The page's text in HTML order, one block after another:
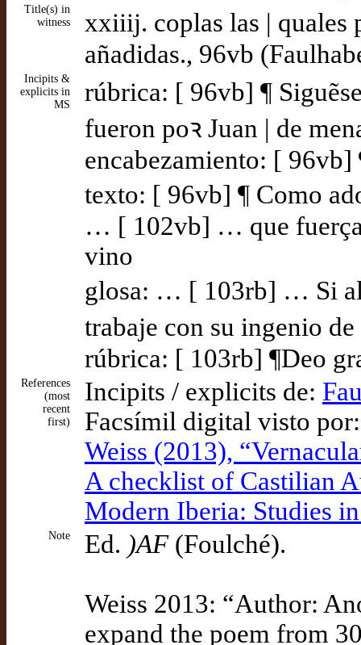
Title(s) in
witness
xxiiij. coplas las | quales
añadidas., 96vb
Incipits &
explicits in
MS
rúbrica: [ 96vb] ¶
fueron poꝛ Juan | de
encabezamiento: [ 96vb]
texto: [ 96vb] ¶ Como
… [ 102vb] … que fuerça
vino
glosa: … [ 103rb] … Si
trabaje con su ingenio
rúbrica: [ 103rb] ¶Deo
References
(most
recent
first)
Incipits / explicits de:
Facsímil digital visto
Weiss (2013),
A checklist of Castilian
Modern Iberia: Studies
Note Ed. )AF(Foulché).
Weiss 2013: “Author:
expand the poem from